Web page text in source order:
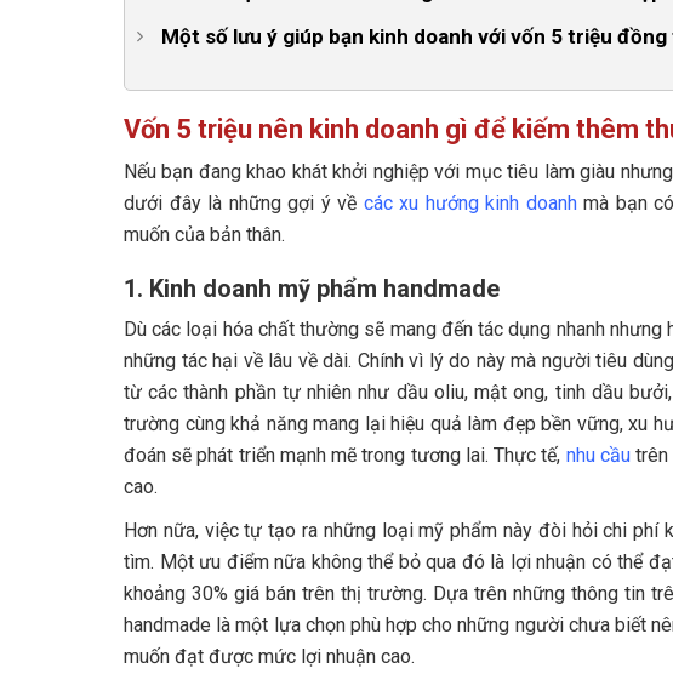
1. Kinh doanh mỹ phẩm handmade
3. Bán đồ ăn vặt online
4. Kinh doanh thời trang online
5. Kinh doanh đồ handmade
7. Kinh doanh hoa tươi để chậu
8. Kinh doanh dịch vụ thiết kế áo thun, vẽ giày
9. Bán cây cảnh mini
10. Bán khóa học online
11. Bán thực phẩm quê
Một số lưu ý giúp bạn kinh doanh với vốn 5 triệu
2. Xác định mô hình kinh doanh là một bước bắt buộc
3. Xây dựng kế hoạch kinh doanh, marketing thông minh
4. Quản lý tài chính và rủi ro
Vốn 5 triệu nên kinh doanh gì để kiếm thêm
Nếu bạn đang khao khát khởi nghiệp với mục tiêu làm giàu
dưới đây là những gợi ý về các xu hướng kinh doanhmà bạn
muốn của bản thân.
1. Kinh doanh mỹ phẩm handmade
Dù các loại hóa chất thường sẽ mang đến tác dụng nhanh
những tác hại về lâu về dài. Chính vì lý do này mà người tiêu
từ các thành phần tự nhiên như dầu oliu, mật ong, tinh dầu
trường cùng khả năng mang lại hiệu quả làm đẹp bền vững, xu
đoán sẽ phát triển mạnh mẽ trong tương lai. Thực tế, nhu cầutrên
cao.
Hơn nữa, việc tự tạo ra những loại mỹ phẩm này đòi hỏi chi phí
tìm. Một ưu điểm nữa không thể bỏ qua đó là lợi nhuận có thể
khoảng 30% giá bán trên thị trường. Dựa trên những thông tin
handmade là một lựa chọn phù hợp cho những người chưa biết
muốn đạt được mức lợi nhuận cao.